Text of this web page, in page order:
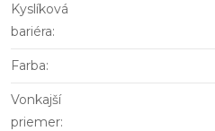
Kyslíková
bariéra:
Farba:
Vonkajší
priemer: